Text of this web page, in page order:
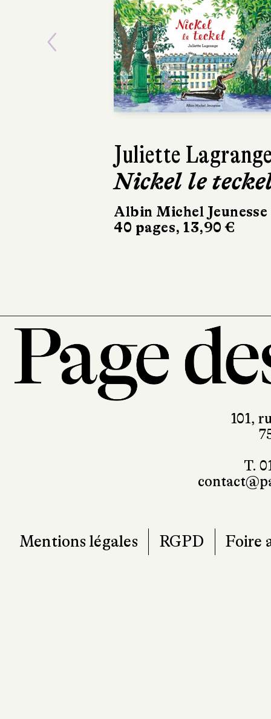
Laurence
Tout le monde
veut des ailes
Bayard Jeunesse
Previous
101,
T.
Mentions légales RGPD Foire